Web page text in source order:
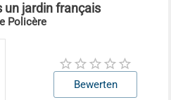
un jardin français
Policère
Bewerten